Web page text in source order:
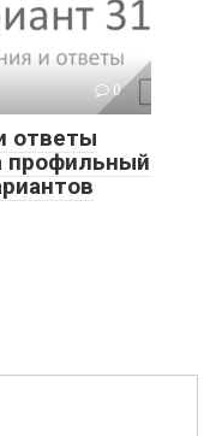
0
ответы
профильный